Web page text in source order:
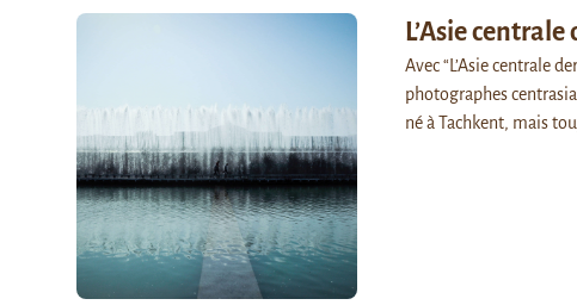
L’Asie
Avec “L’Asie centrale
photographes
né à Tachkent, mais